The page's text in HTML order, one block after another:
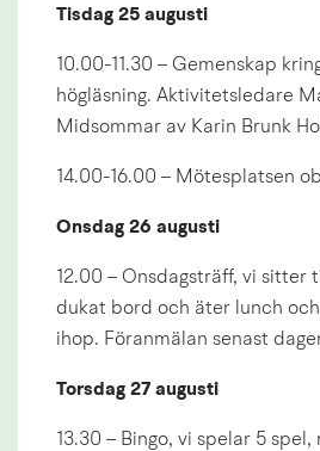
Tisdag 25 augusti
10.00-11.30 – Gemenskap
högläsning. Aktivitetsledare
Midsommar av Karin Brunk
14.00-16.00 – Mötesplatsen
Onsdag 26 augusti
12.00 – Onsdagsträff, vi sitter
dukat bord och äter lunch
ihop. Föranmälan senast
Torsdag 27 augusti
13.30 – Bingo, vi spelar 5